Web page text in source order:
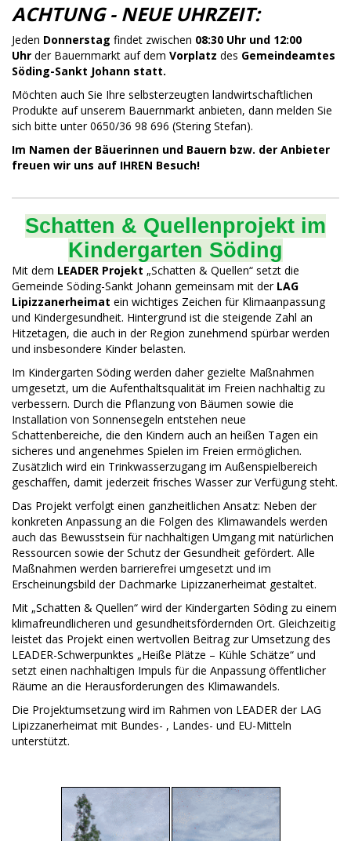
ACHTUNG - NEUE UHRZEIT:
Jeden Donnerstag findet zwischen 08:30 Uhr und 12:00
Uhr der Bauernmarkt auf dem Vorplatz des Gemeindeamtes
Söding-Sankt Johann statt.
Möchten auch Sie Ihre selbsterzeugten landwirtschaftlichen
Produkte auf unserem Bauernmarkt anbieten, dann melden Sie
sich bitte unter 0650/36 98 696 (Stering Stefan).
Im Namen der Bäuerinnen und Bauern bzw. der Anbieter
freuen wir uns auf IHREN Besuch!
Schatten & Quellenprojekt im
Kindergarten Söding
Mit dem LEADER Projekt „Schatten & Quellen“ setzt die
Gemeinde Söding-Sankt Johann gemeinsam mit der LAG
Lipizzanerheimat ein wichtiges Zeichen für Klimaanpassung
und Kindergesundheit. Hintergrund ist die steigende Zahl an
Hitzetagen, die auch in der Region zunehmend spürbar werden
und insbesondere Kinder belasten.
Im Kindergarten Söding werden daher gezielte Maßnahmen
umgesetzt, um die Aufenthaltsqualität im Freien nachhaltig zu
verbessern. Durch die Pflanzung von Bäumen sowie die
Installation von Sonnensegeln entstehen neue
Schattenbereiche, die den Kindern auch an heißen Tagen ein
sicheres und angenehmes Spielen im Freien ermöglichen.
Zusätzlich wird ein Trinkwasserzugang im Außenspielbereich
geschaffen, damit jederzeit frisches Wasser zur Verfügung steht.
Das Projekt verfolgt einen ganzheitlichen Ansatz: Neben der
konkreten Anpassung an die Folgen des Klimawandels werden
auch das Bewusstsein für nachhaltigen Umgang mit natürlichen
Ressourcen sowie der Schutz der Gesundheit gefördert. Alle
Maßnahmen werden barrierefrei umgesetzt und im
Erscheinungsbild der Dachmarke Lipizzanerheimat gestaltet.
Mit „Schatten & Quellen“ wird der Kindergarten Söding zu einem
klimafreundlicheren und gesundheitsfördernden Ort. Gleichzeitig
leistet das Projekt einen wertvollen Beitrag zur Umsetzung des
LEADER-Schwerpunktes „Heiße Plätze – Kühle Schätze“ und
setzt einen nachhaltigen Impuls für die Anpassung öffentlicher
Räume an die Herausforderungen des Klimawandels.
Die Projektumsetzung wird im Rahmen von LEADER der LAG
Lipizzanerheimat mit Bundes- , Landes- und EU-Mitteln
unterstützt.